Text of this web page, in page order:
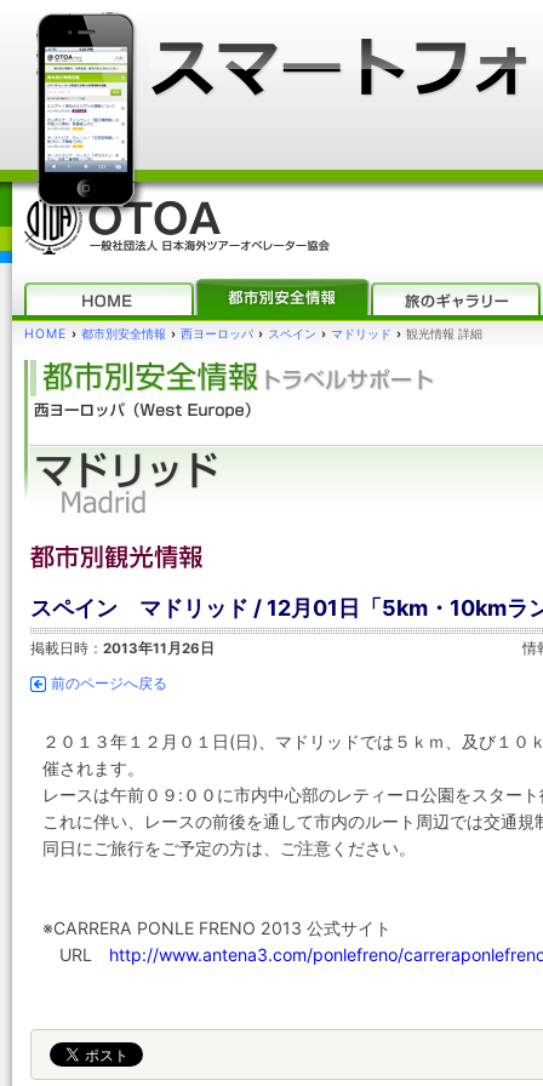
HOME › 都市別安全情報 › 西ヨーロッパ › スペイン › マドリッド › 観光情報 詳細
スペイン マドリッド / 12月01日「5km・10kmラ
掲載日時： 2013年11月26日 情
前のページへ戻る
２０１３年１２月０１日(日)、マドリッドでは５ｋｍ、及び１０
催されます。
レースは午前０９:００に市内中心部のレティーロ公園をスター
これに伴い、レースの前後を通して市内のルート周辺では交通
同日にご旅行をご予定の方は、ご注意ください。
※CARRERA PONLE FRENO 2013 公式サイト
URL http://www.antena3.com/ponlefreno/